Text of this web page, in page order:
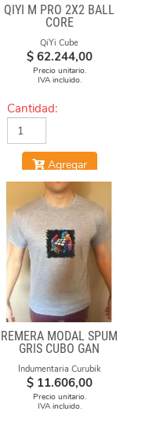
QIYI M PRO 2X2 BALL
CORE
QiYi Cube
$ 62.244,00
Precio unitario.
IVA incluido.
Cantidad:
Agregar
REMERA MODAL SPUM
GRIS CUBO GAN
Indumentaria Curubik
$ 11.606,00
Precio unitario.
IVA incluido.